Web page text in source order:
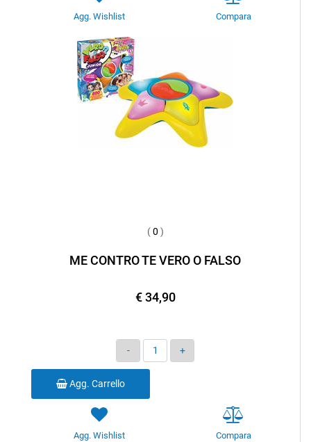
Agg. Wishlist Compara
(0 )
ME CONTRO TE VERO O FALSO
€ 34,90
Quantità
Agg. Carrello
Agg. Wishlist Compara